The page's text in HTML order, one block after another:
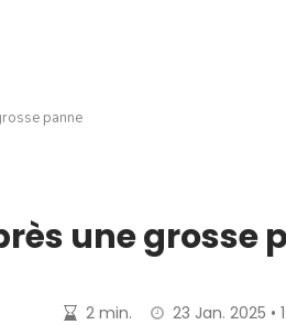
panne
une grosse
2 min. 23 Jan. 2025 •